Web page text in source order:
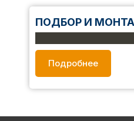
ПОДБОР И
сервисное
Подробнее